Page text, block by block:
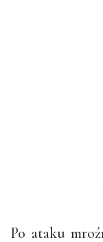
Po ataku